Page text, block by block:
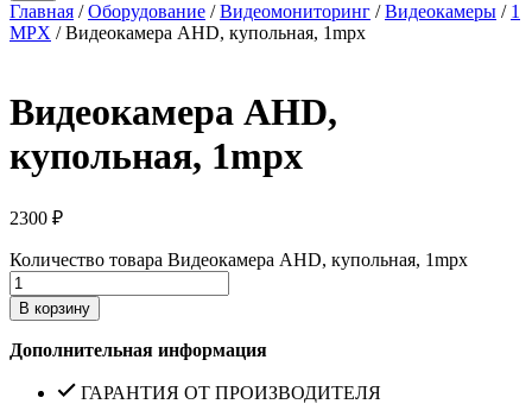
Главная / Оборудование / Видеомониторинг / Видеокамеры / 1
MPX / Видеокамера AHD, купольная, 1mpx
Видеокамера AHD,
купольная, 1mpx
2300 ₽
Количество товара Видеокамера AHD, купольная, 1mpx
В корзину
Дополнительная информация
ГАРАНТИЯ ОТ ПРОИЗВОДИТЕЛЯ